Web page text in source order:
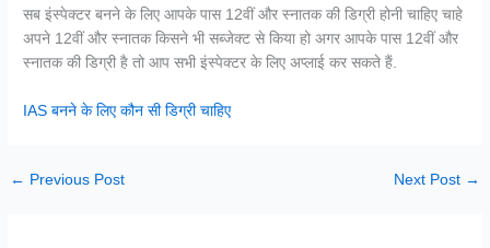
सब इंस्पेक्टर बनने के लिए आपके पास 12वीं और स्नातक की डिग्री होनी चाहिए चाहे
अपने 12वीं और स्नातक किसने भी सब्जेक्ट से किया हो अगर आपके पास 12वीं और
स्नातक की डिग्री है तो आप सभी इंस्पेक्टर के लिए अप्लाई कर सकते हैं.
IAS बनने के लिए कौन सी डिग्री चाहिए
← Previous Post Next Post →